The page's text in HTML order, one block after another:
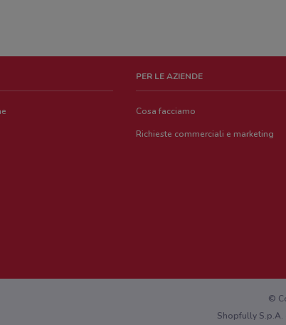
PER LE AZIENDE
Cosa facciamo
Richieste commerciali e marketing
©
Shopfully S.p.A.